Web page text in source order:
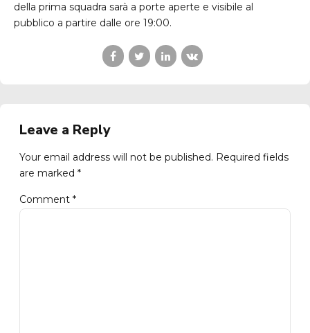
della prima squadra sarà a porte aperte e visibile al
pubblico a partire dalle ore 19:00.
Leave a Reply
Your email address will not be published. Required fields
are marked *
Comment *